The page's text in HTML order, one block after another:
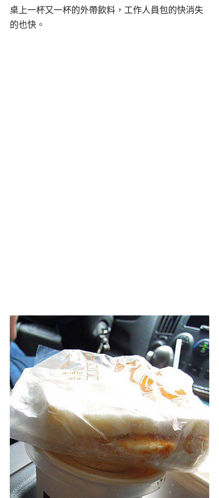
桌上一杯又一杯的外帶飲料，工作人員包的快消失
的也快。